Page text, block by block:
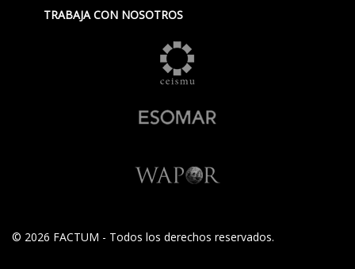
TRABAJA CON NOSOTROS
© 2026 FACTUM - Todos los derechos reservados.